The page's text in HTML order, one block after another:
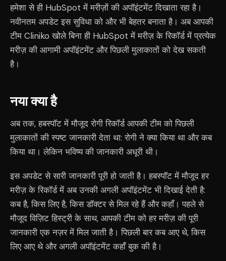
हमेशा से ही HubSpot में मरीज़ों की अपॉइंटमेंट दिखाता रहा है।
नवीनतम अपडेट इस सुविधा को और भी बेहतर बनाता है। अब आपकी
टीम Cliniko खोले बिना ही HubSpot में मरीज़ के रिकॉर्ड में प्रत्येक
मरीज़ की आगामी अपॉइंटमेंट और पिछली मुलाकातों को देख सकती
है।
नया क्या है
अब तक, हबस्पॉट में मौजूद रोगी रिकॉर्ड आपकी टीम को पिछली
मुलाकातों की स्पष्ट जानकारी देता था: रोगी ने क्या किया था और कब
किया था। लेकिन भविष्य की जानकारी अधूरी थी।
इस अपडेट से सारी जानकारी पूरी हो जाती है। हबस्पॉट में मौजूद हर
मरीज़ के रिकॉर्ड में अब उनकी अगली अपॉइंटमेंट भी दिखाई देती है:
कब है, किस लिए है, किस डॉक्टर से मिल रहे हैं और कहाँ। पहले से
मौजूद विज़िट हिस्ट्री के साथ, आपकी टीम को हर मरीज़ की पूरी
जानकारी एक नज़र में मिल जाती है। पिछली बार कब आए थे, किस
लिए आए थे और अगली अपॉइंटमेंट कहाँ बुक की है।